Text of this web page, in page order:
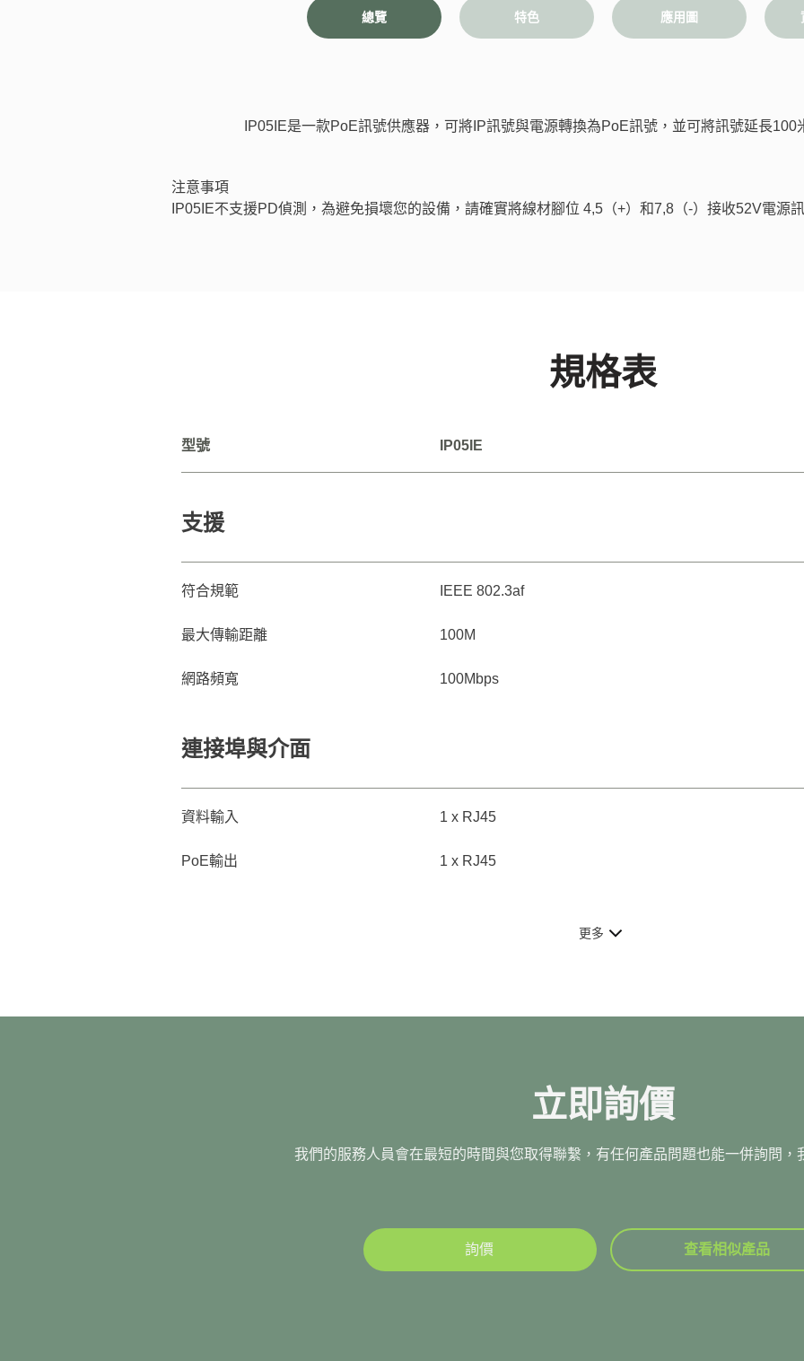
總覽 特色 應用圖
IP05IE是一款PoE訊號供應器，可將IP訊號與電源轉換為PoE訊號，並可將訊號延長100
注意事項
IP05IE不支援PD偵測，為避免損壞您的設備，請確實將線材腳位 4,5（+）和7,8（-）接收52V電源
規格表
型號 IP05IE
支援
符合規範 IEEE 802.3af
最大傳輸距離 100M
網路頻寬 100Mbps
連接埠與介面
資料輸入 1 x RJ45
PoE輸出 1 x RJ45
更多
立即詢價
我們的服務人員會在最短的時間與您取得聯繫，有任何產品問題也能一併詢問，
詢價 查看相似產品